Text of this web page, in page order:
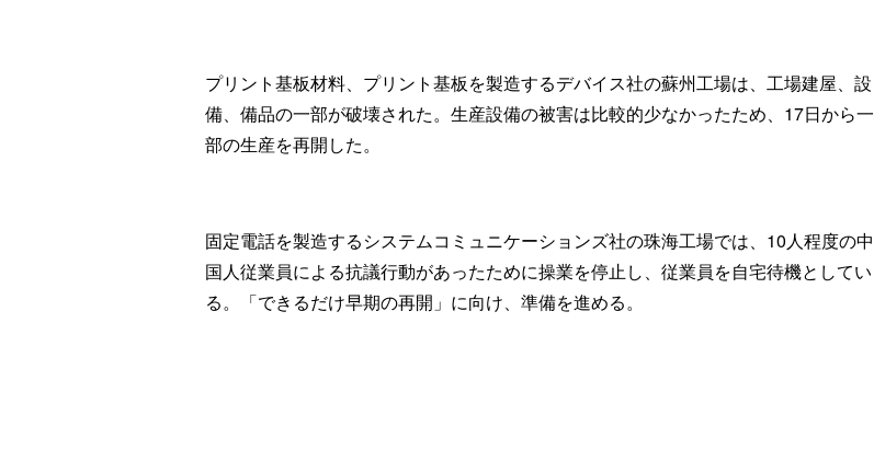
プリント基板材料、プリント基板を製造するデバイス社の蘇州工場は、工場建屋、設
備、備品の一部が破壊された。生産設備の被害は比較的少なかったため、17日から一
部の生産を再開した。
固定電話を製造するシステムコミュニケーションズ社の珠海工場では、10人程度の中
国人従業員による抗議行動があったために操業を停止し、従業員を自宅待機としてい
る。「できるだけ早期の再開」に向け、準備を進める。